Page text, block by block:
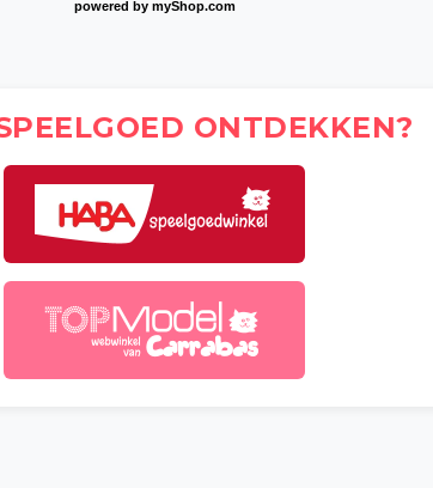
powered by myShop.com
ONTDEKKEN?